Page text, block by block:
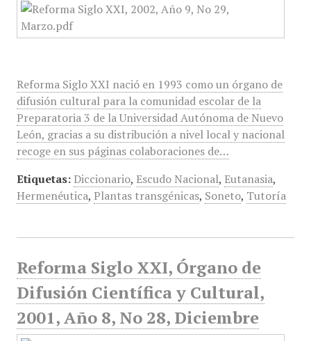
Reforma Siglo XXI nació en 1993 como un órgano de
difusión cultural para la comunidad escolar de la
Preparatoria 3 de la Universidad Autónoma de Nuevo
León, gracias a su distribución a nivel local y nacional
recoge en sus páginas colaboraciones de…
Etiquetas: Diccionario, Escudo Nacional, Eutanasia,
Hermenéutica, Plantas transgénicas, Soneto, Tutoría
Reforma Siglo XXI, Órgano de
Difusión Científica y Cultural,
2001, Año 8, No 28, Diciembre